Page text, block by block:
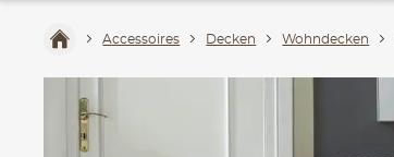
Accessoires Decken Wohndecken